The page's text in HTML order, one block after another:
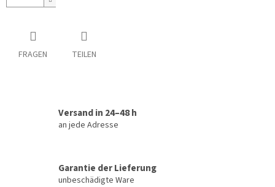
FRAGEN TEILEN
Versand in 24–48 h
an jede Adresse
Garantie der Lieferung
unbeschädigte Ware